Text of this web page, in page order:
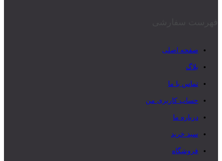
صفحه اصلی
بلاگ
تماس با ما
حساب کاربری من
درباره ما
سبد خرید
فروشگاه